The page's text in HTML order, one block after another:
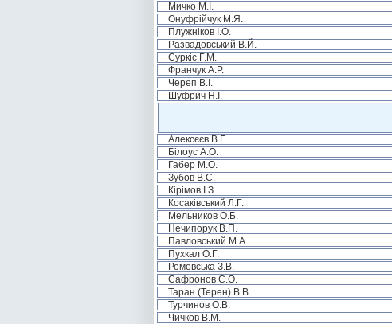
Мичко М.І.
Онуфрійчук М.Я.
Плужніков І.О.
Развадовський В.Й.
Суркіс Г.М.
Франчук А.Р.
Череп В.І.
Шуфрич Н.І.
Алексєєв В.Г.
Білоус А.О.
Габер М.О.
Зубов В.С.
Кірімов І.З.
Косаківський Л.Г.
Мельников О.Б.
Нечипорук В.П.
Павловський М.А.
Пухкал О.Г.
Ромовська З.В.
Сафронов С.О.
Таран (Терен) В.В.
Турчинов О.В.
Чичков В.М.